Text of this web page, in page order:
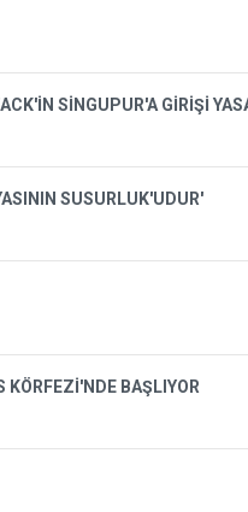
SİNGUPUR'A GİRİŞİ
SUSURLUK'UDUR'
BAŞLIYOR